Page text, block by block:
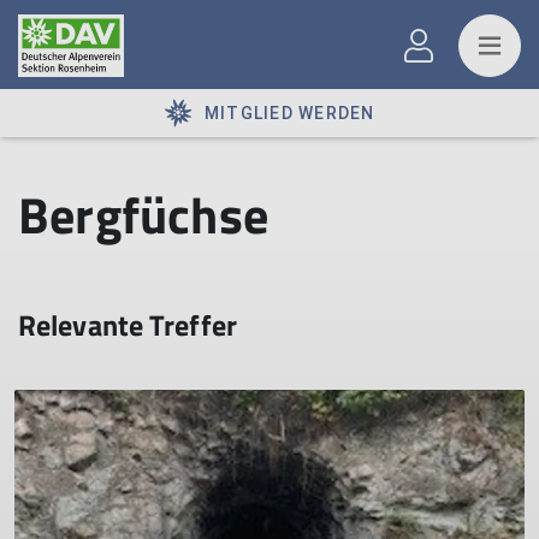
MITGLIED WERDEN
Bergfüchse
Relevante Treffer